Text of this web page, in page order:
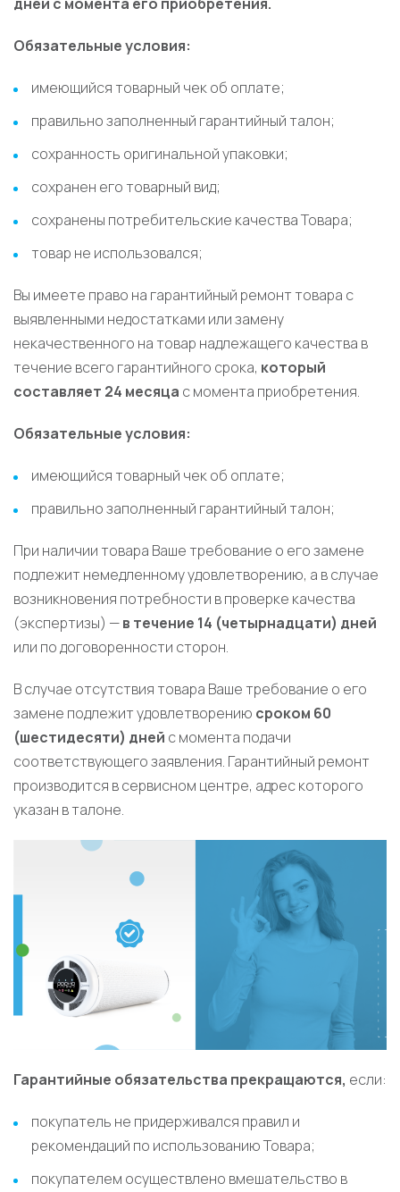
Обязательные условия:
имеющийся товарный чек об оплате;
правильно заполненный гарантийный талон;
сохранность оригинальной упаковки;
сохранен его товарный вид;
сохранены потребительские качества Товара;
товар не использовался;
Вы имеете право на гарантийный ремонт товара с
выявленными недостатками или замену
некачественного на товар надлежащего качества в
течение всего гарантийного срока, который
составляет 24 месяца с момента приобретения.
Обязательные условия:
имеющийся товарный чек об оплате;
правильно заполненный гарантийный талон;
При наличии товара Ваше требование о его замене
подлежит немедленному удовлетворению, а в случае
возникновения потребности в проверке качества
(экспертизы) —в течение 14 (четырнадцати) дней
или по договоренности сторон.
В случае отсутствия товара Ваше требование о его
замене подлежит удовлетворению сроком 60
(шестидесяти) дней с момента подачи
соответствующего заявления. Гарантийный ремонт
производится в сервисном центре, адрес которого
указан в талоне.
Гарантийные обязательства прекращаются, если:
покупатель не придерживался правил и
рекомендаций по использованию Товара;
покупателем осуществлено вмешательство в